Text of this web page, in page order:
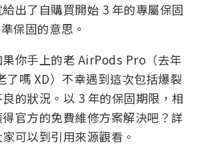
出了自購買開始 3 年的專屬保固
保固的意思。
你手上的老 AirPods Pro（去年
了嗎 XD）不幸遇到這次包括爆裂
的狀況。以 3 年的保固期限，相
官方的免費維修方案解決吧？詳
可以到引用來源觀看。